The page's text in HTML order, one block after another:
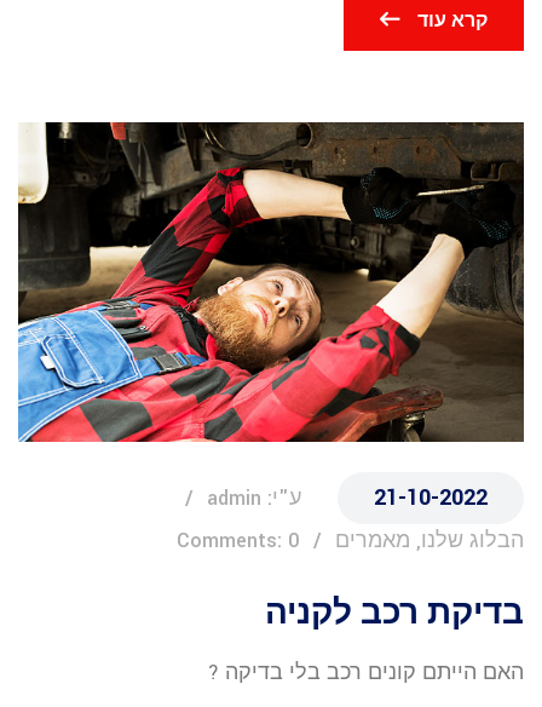
קרא עוד
21-10-2022
ע"י: admin
הבלוג שלנו, מאמרים
Comments: 0
בדיקת רכב לקניה
האם הייתם קונים רכב בלי בדיקה ?